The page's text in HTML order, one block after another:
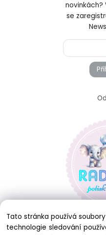
se
Tato stránka používá
technologie sledování